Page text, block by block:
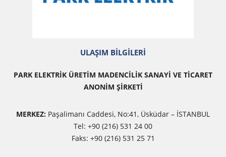
ULAŞIM BİLGİLERİ
PARK ELEKTRİK ÜRETİM MADENCİLİK SANAYİ VE TİCARET
ANONİM ŞİRKETİ
MERKEZ: Paşalimanı Caddesi, No:41, Üsküdar – İSTANBUL
Tel: +90 (216) 531 24 00
Faks: +90 (216) 531 25 71